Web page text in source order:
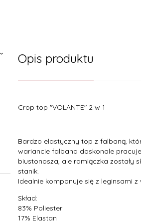
Opis produktu
Crop top "VOLANTE" 2 w 1
Bardzo elastyczny top z falbaną,
wariancie falbana doskonale
biustonosza, ale ramiączka zostały
stanik.
Idealnie komponuje się z leginsami
Skład:
83% Poliester
17% Elastan